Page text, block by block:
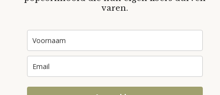
varen.